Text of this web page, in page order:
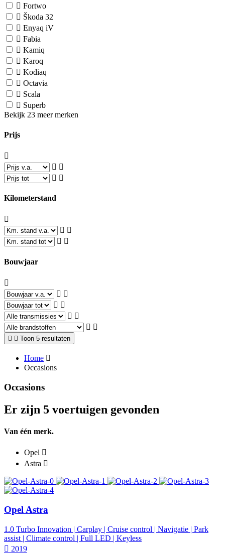
Fortwo
Škoda 32
Enyaq iV
Fabia
Kamiq
Karoq
Kodiaq
Octavia
Scala
Superb
Bekijk 23 meer merken
Prijs
Kilometerstand
Bouwjaar
Toon 5 resultaten
Home
Occasions
Occasions
Er zijn 5 voertuigen gevonden
Van één merk.
Opel
Astra
Opel Astra
1.0 Turbo Innovation | Carplay | Cruise control | Navigatie | Park
assist | Climate control | Full LED | Keyless
2019